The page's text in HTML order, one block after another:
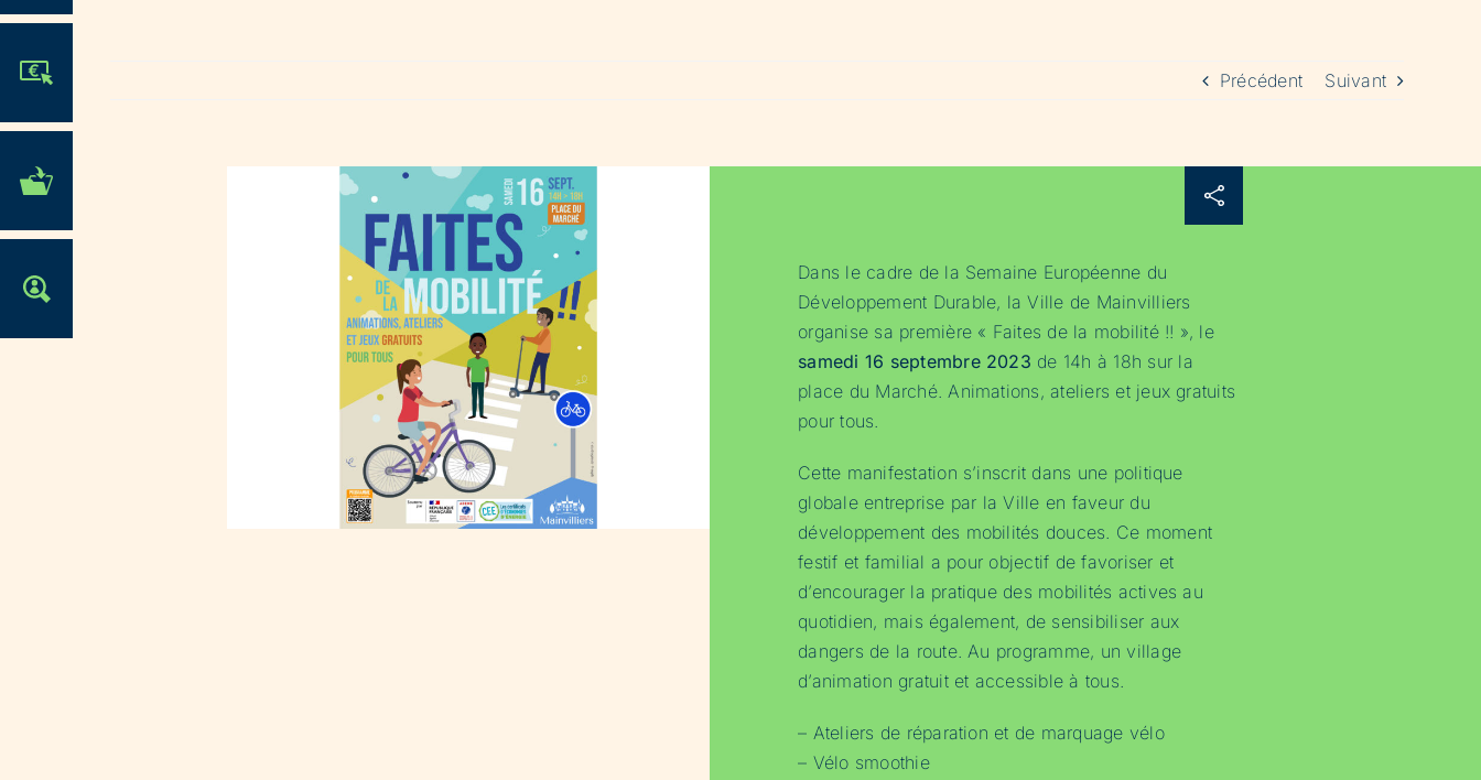
MES DÉMARCHES
Précédent Suivant
Dans le cadre de la Semaine Européenne du
Développement Durable, la Ville de Mainvilliers
organise sa première « Faites de la mobilité !! », le
samedi 16 septembre 2023 de 14h à 18h sur la
place du Marché. Animations, ateliers et jeux gratuits
pour tous.
Cette manifestation s’inscrit dans une politique
globale entreprise par la Ville en faveur du
développement des mobilités douces. Ce moment
festif et familial a pour objectif de favoriser et
d’encourager la pratique des mobilités actives au
quotidien, mais également, de sensibiliser aux
dangers de la route. Au programme, un village
d’animation gratuit et accessible à tous.
– Ateliers de réparation et de marquage vélo
– Vélo smoothie